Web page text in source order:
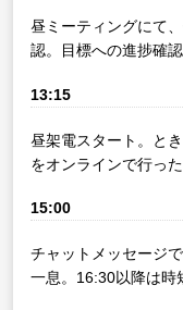
昼ミーティングにて
認。目標への進捗確
13:15
昼架電スタート。と
をオンラインで行った
15:00
チャットメッセージ
一息。16:30以降は時